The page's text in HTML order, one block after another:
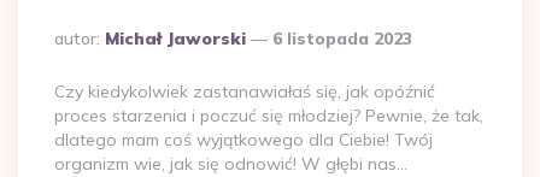
Dodane
autor: Michał Jaworski 6 listopada 2023
Czy kiedykolwiek zastanawiałaś się, jak opóźnić
proces starzenia i poczuć się młodziej? Pewnie, że tak,
dlatego mam coś wyjątkowego dla Ciebie! Twój
organizm wie, jak się odnowić! W głębi nas…